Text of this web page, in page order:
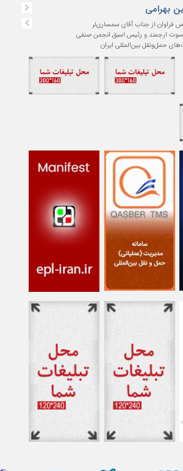
بهرامی
فراوان از جناب آقای سمساری‌لر
ارجمند و رئیس اسبق انجمن صنفی
حمل‌ونقل بین‌المللی ایران